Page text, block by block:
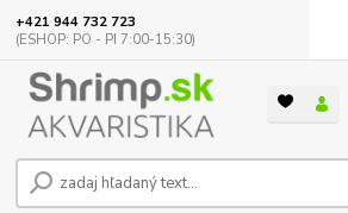
+421 944 732 723
(ESHOP: PO - PI 7:00-15:30)